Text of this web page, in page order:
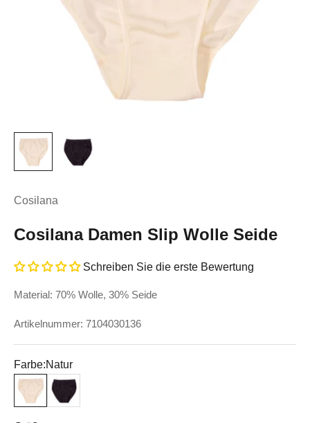
Cosilana
Cosilana Damen Slip Wolle Seide
Schreiben Sie die erste Bewertung
Material: 70% Wolle, 30% Seide
Artikelnummer: 7104030136
Farbe:Natur
Natur
Schwarz